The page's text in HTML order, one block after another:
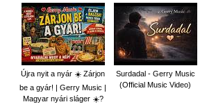
Újra nyit a nyár ☀️ Zárjon
be a gyár! | Gerry Music |
Magyar nyári sláger ☀️?
Surdadal - Gerry Music
(Official Music Video)